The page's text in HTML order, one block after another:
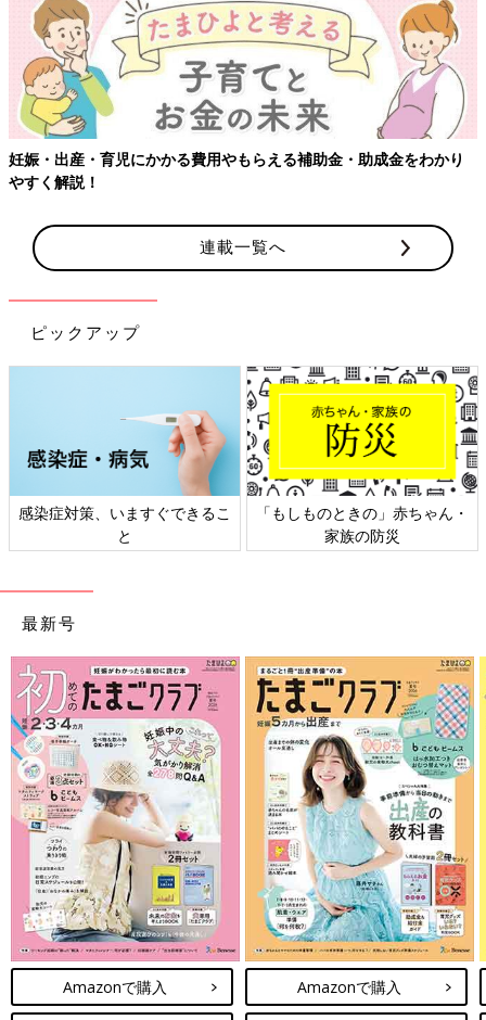
【ワクチン接種できるものも】妊婦の感染症対策、知っておいて！
連載一覧へ
ピックアップ
日本外来小児科学会リーフレッ
ト検討会
六星占術 細木かおりさんの人生
相談
最新号
Amazonで購入 Amazonで購入